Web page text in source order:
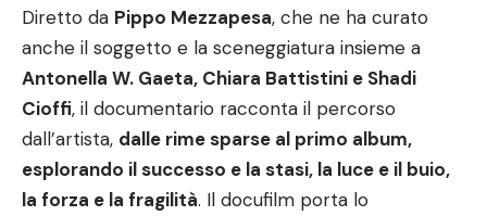
Diretto da Pippo Mezzapesa, che ne ha curato
anche il soggetto e la sceneggiatura insieme a
Antonella W. Gaeta, Chiara Battistini e Shadi
Cioffi, il documentario racconta il percorso
dall’artista, dalle rime sparse al primo album,
esplorando il successo e la stasi, la luce e il buio,
la forza e la fragilità. Il docufilm porta lo